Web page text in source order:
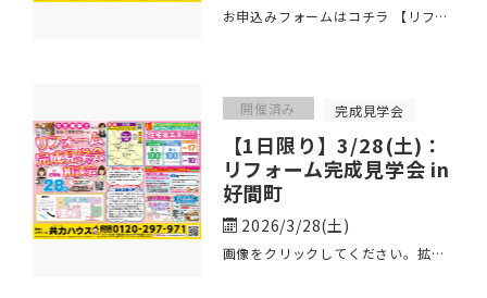
お申込みフォームはコチラ 【リフォーム相談会開催】 TOTOショールームで、最新のトイレ ･･･
開催済み 完成見学会
【1日限り】3/28(土)：
リフォーム完成見学会 in
好間町
2026/3/28(土)
画像をクリックしてください。拡大された画像をご覧いただけます。 お申込みフォームはコチラ ･･･